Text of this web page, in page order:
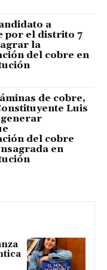
a
por el distrito 7
la
del cobre en
de cobre,
Luis
del cobre
en